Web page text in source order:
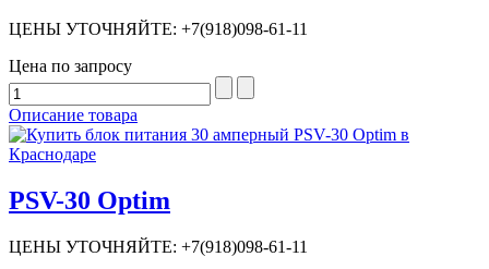
ЦЕНЫ УТОЧНЯЙТЕ: +7(918)098-61-11
Цена по запросу
Описание товара
PSV-30 Optim
ЦЕНЫ УТОЧНЯЙТЕ: +7(918)098-61-11